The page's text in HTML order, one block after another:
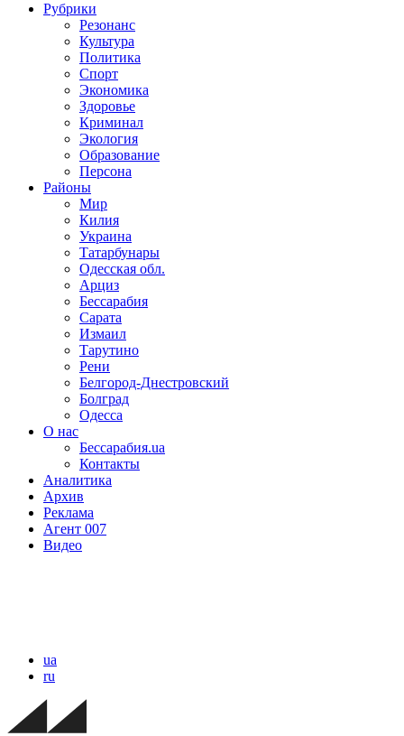
Рубрики
Резонанс
Культура
Политика
Спорт
Экономика
Здоровье
Криминал
Экология
Образование
Персона
Районы
Мир
Килия
Украина
Татарбунары
Одесская обл.
Арциз
Бессарабия
Сарата
Измаил
Тарутино
Рени
Белгород-Днестровский
Болград
Одесса
О нас
Бессарабия.ua
Контакты
Аналитика
Архив
Реклама
Агент 007
Видео
ua
ru